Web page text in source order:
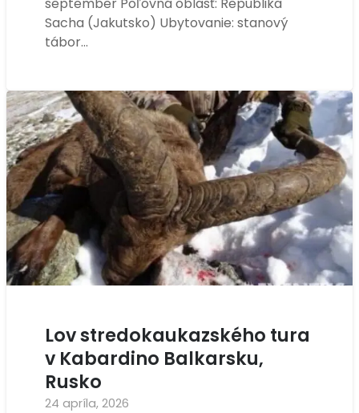
september Poľovná oblasť: Republika
Sacha (Jakutsko) Ubytovanie: stanový
tábor…
Lov stredokaukazského tura
v Kabardino Balkarsku,
Rusko
24 apríla, 2026